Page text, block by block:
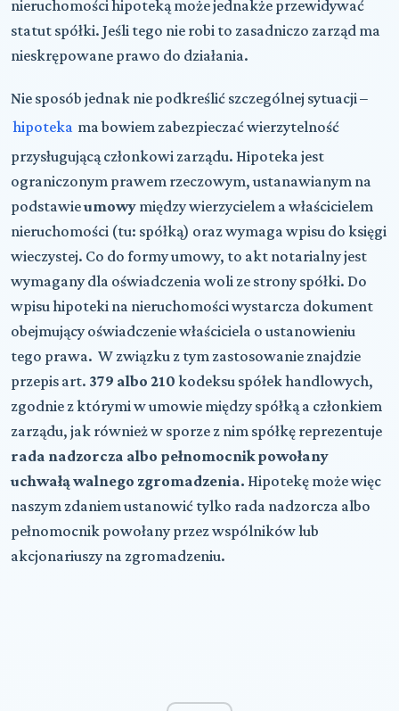
nieruchomości hipoteką może jednakże przewidywać
statut spółki. Jeśli tego nie robi to zasadniczo zarząd ma
nieskrępowane prawo do działania.
Nie sposób jednak nie podkreślić szczególnej sytuacji –
hipoteka ma bowiem zabezpieczać wierzytelność
przysługującą członkowi zarządu. Hipoteka jest
ograniczonym prawem rzeczowym, ustanawianym na
podstawieumowy między wierzycielem a właścicielem
nieruchomości (tu: spółką) oraz wymaga wpisu do księgi
wieczystej. Co do formy umowy, to akt notarialny jest
wymagany dla oświadczenia woli ze strony spółki. Do
wpisu hipoteki na nieruchomości wystarcza dokument
obejmujący oświadczenie właściciela o ustanowieniu
tego prawa. W związku z tym zastosowanie znajdzie
przepis art. 379 albo 210 kodeksu spółek handlowych,
zgodnie z którymi w umowie między spółką a członkiem
zarządu, jak również w sporze z nim spółkę reprezentuje
rada nadzorcza albo pełnomocnik powołany
uchwałą walnego zgromadzenia. Hipotekę może więc
naszym zdaniem ustanowić tylko rada nadzorcza albo
pełnomocnik powołany przez wspólników lub
akcjonariuszy na zgromadzeniu.